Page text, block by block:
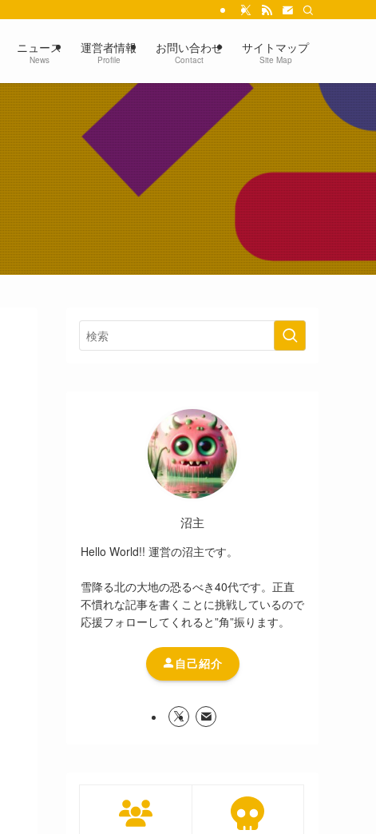
ニュース
News
運営者情報
Profile
お問い合わせ
Contact
サイトマップ
Site Map
沼主
Hello World!! 運営の沼主です。
雪降る北の大地の恐るべき40代です。正直
不慣れな記事を書くことに挑戦しているので
応援フォローしてくれると”角”振ります。
自己紹介